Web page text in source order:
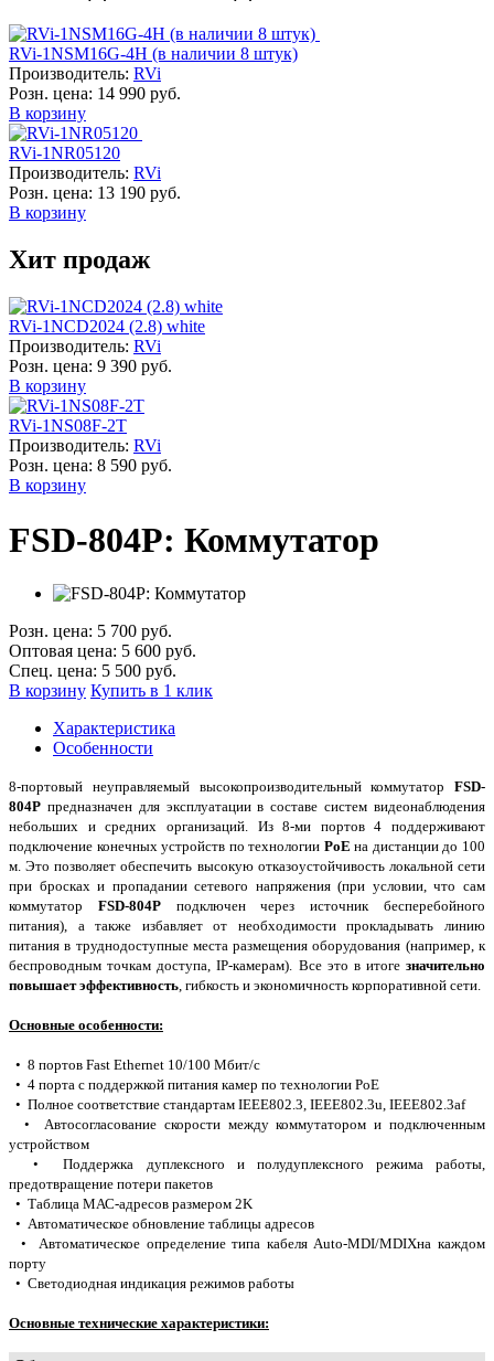
RVi-1NSM16G-4H (в наличии 8 штук)
Производитель: RVi
Розн. цена: 14 990 руб.
В корзину
RVi-1NR05120
Производитель: RVi
Розн. цена: 13 190 руб.
В корзину
Хит продаж
RVi-1NCD2024 (2.8) white
Производитель: RVi
Розн. цена: 9 390 руб.
В корзину
RVi-1NS08F-2T
Производитель: RVi
Розн. цена: 8 590 руб.
В корзину
FSD-804P: Коммутатор
Розн. цена: 5 700 руб.
Оптовая цена: 5 600 руб.
Спец. цена: 5 500 руб.
В корзину Купить в 1 клик
Характеристика
Особенности
8-портовый неуправляемый высокопроизводительный коммутатор FSD-
804P предназначен для эксплуатации в составе систем видеонаблюдения
небольших и средних организаций. Из 8-ми портов 4 поддерживают
подключение конечных устройств по технологии PoE на дистанции до 100
м. Это позволяет обеспечить высокую отказоустойчивость локальной сети
при бросках и пропадании сетевого напряжения (при условии, что сам
коммутатор FSD-804Pподключен через источник бесперебойного
питания), а также избавляет от необходимости прокладывать линию
питания в труднодоступные места размещения оборудования (например, к
беспроводным точкам доступа, IP-камерам). Все это в итоге значительно
повышает эффективность , гибкость и экономичность корпоративной сети.
Основные особенности:
• 8 портов Fast Ethernet 10/100 Мбит/с
• 4 порта с поддержкой питания камер по технологии PoE
• Полное соответствие стандартам IEEE802.3, IEEE802.3u, IEEE802.3af
• Автосогласование скорости между коммутатором и подключенным
устройством
• Поддержка дуплексного и полудуплексного режима работы,
предотвращение потери пакетов
• Таблица МАС-адресов размером 2K
• Автоматическое обновление таблицы адресов
• Автоматическое определение типа кабеля Auto-MDI/MDIXна каждом
порту
• Светодиодная индикация режимов работы
Основные технические характеристики: